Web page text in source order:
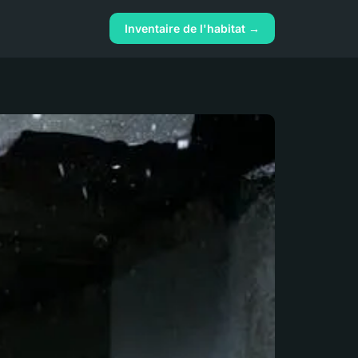
Inventaire de l'habitat →